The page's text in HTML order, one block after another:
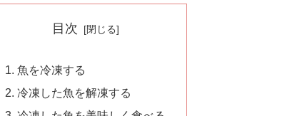
目次
魚を冷凍する
冷凍した魚を解凍する